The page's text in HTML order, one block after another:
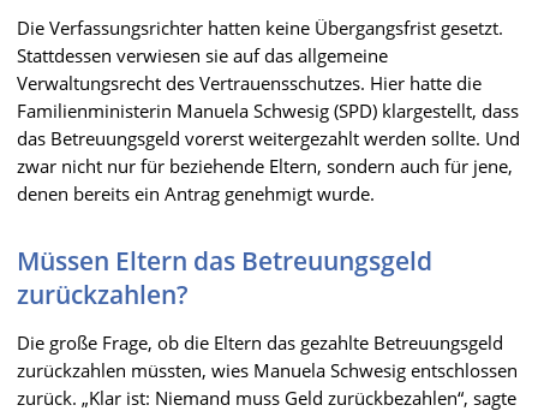
Die Verfassungsrichter hatten keine Übergangsfrist gesetzt.
Stattdessen verwiesen sie auf das allgemeine
Verwaltungsrecht des Vertrauensschutzes. Hier hatte die
Familienministerin Manuela Schwesig (SPD) klargestellt, dass
das Betreuungsgeld vorerst weitergezahlt werden sollte. Und
zwar nicht nur für beziehende Eltern, sondern auch für jene,
denen bereits ein Antrag genehmigt wurde.
Müssen Eltern das Betreuungsgeld
zurückzahlen?
Die große Frage, ob die Eltern das gezahlte Betreuungsgeld
zurückzahlen müssten, wies Manuela Schwesig entschlossen
zurück. „Klar ist: Niemand muss Geld zurückbezahlen“, sagte